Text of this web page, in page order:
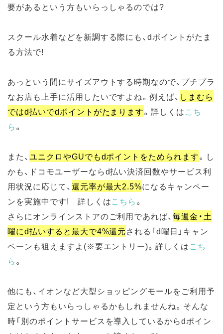
要があるという方もいらっしゃるのでは?
スクール水着などを新調する際にも、dポイントがたま
る方法で!
あっという間にサイズアウトする時期なので、プチプラ
なお店も上手に活用したいですよね。例えば、 しまむら
ではd払いでdポイントがたまります。詳しくはこち
ら。
また、ユニクロやGUでもdポイントをためられます。し
かも、ドコモユーザーならd払い決済回数やサービス利
用状況に応じて、還元率が最大2.5%になるキャンペー
ンを実施中です! 詳しくはこちら。
さらにオンラインストアのご利用であれば、毎週金・土
曜にd払いすると最大で4%還元される「d曜日」キャン
ペーンも狙えますよ(※要エントリー)。詳しくはこち
ら。
他にも、イオンなど大型ショッピングモールをご利用予
定という方もいらっしゃるかもしれませんね。そんな
時「別のポイントサービスを導入しているからdポイン